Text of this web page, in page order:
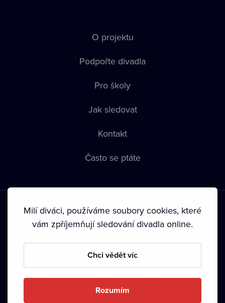
O projektu
Podpořte divadla
Pro školy
Jak sledovat
Kontakt
Často se ptáte
Podmínky používání • Ochrana soukromí • Zásady používání
• Autorská práva•
Milí diváci, používáme soubory cookies, které
vám zpříjemňují sledování divadla online.
Chci vědět víc
Rozumím